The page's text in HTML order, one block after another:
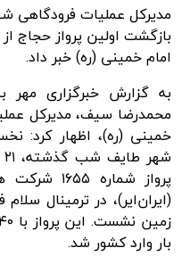
مدیرکل عملیات فرودگاهی
بازگشت اولین پرواز حجاج
امام خمینی (ره) خبر داد.
به گزارش خبرگزاری مهر
محمدرضا سیف، مدیرکل
خمینی (ره)، اظهار کرد:
پرواز
(ایران‌ایر)، در ترمینال
بار وارد کشور شد.